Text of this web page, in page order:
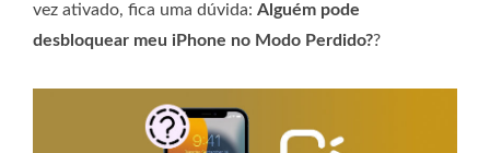
vez ativado, fica uma dúvida: Alguém pode
desbloquear meu iPhone no Modo Perdido??